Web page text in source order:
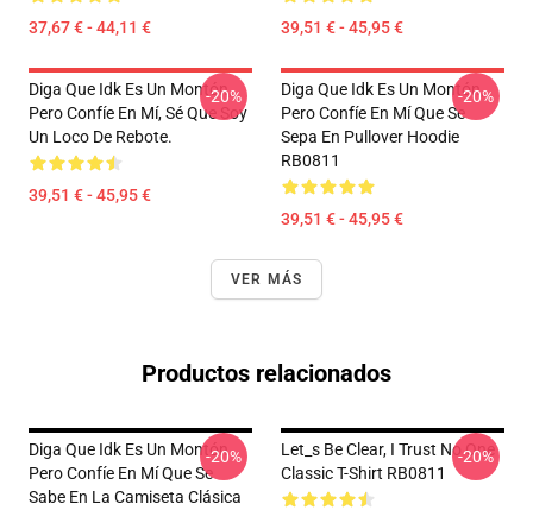
37,67 € - 44,11 € 39,51 € - 45,95 €
Diga Que Idk Es Un Montón,
Pero Confíe En Mí, Sé Que Soy
Un Loco De Rebote.
39,51 € - 45,95 €
-20%
Diga Que Idk Es Un Montón,
Pero Confíe En Mí Que Se
Sepa En Pullover Hoodie
RB0811
39,51 € - 45,95 €
-20%
VER MÁS
Productos relacionados
Diga Que Idk Es Un Montón
Pero Confíe En Mí Que Se
Sabe En La Camiseta Clásica
-20%
Let_s Be Clear, I Trust No One
Classic T-Shirt RB0811
-20%